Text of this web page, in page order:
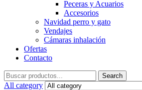
Peceras y Acuarios
Accesorios
Navidad perro y gato
Vendajes
Cámaras inhalación
Ofertas
Contacto
Search
for:
Search
All category